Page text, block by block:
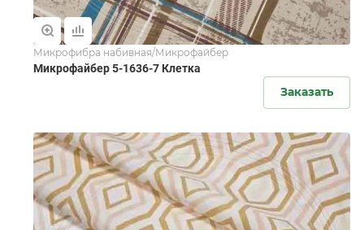
Микрофибра набивная/Микрофайбер
Микрофайбер 5-1636-7 Клетка
Заказать